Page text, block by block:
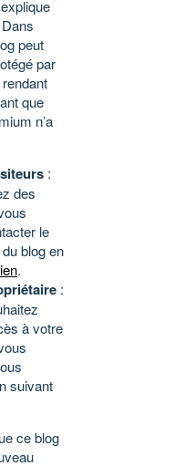
peut
par
que
n’a
:
des
le
blog en
.
:
à votre
suivant
ce blog